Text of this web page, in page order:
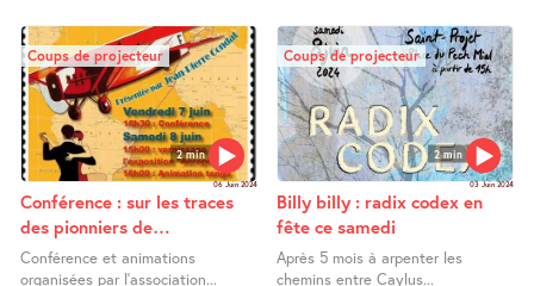
2 min
Coups de projecteur
06 Juin 2024
Conférence : sur les traces
des pionniers de
l’aéropostale
Conférence et animations
organisées par l’association...
2 min
Coups de projecteur
03 Juin 2024
Billy billy : radix codex en
fête ce samedi
Après 5 mois à arpenter les
chemins entre Caylus...